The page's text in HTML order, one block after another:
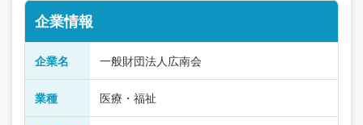
企業情報
企業名 一般財団法人広南会
業種 医療・福祉